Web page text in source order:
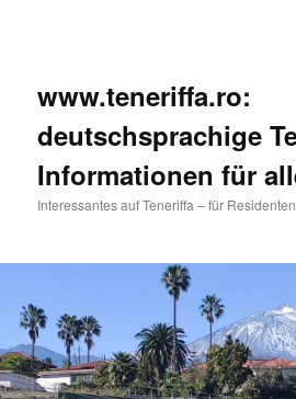
www.teneriffa.ro:
deutschsprachige
Informationen für
Interessantes auf Teneriffa – für